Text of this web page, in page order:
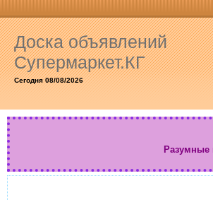
Доска объявлений
Супермаркет.КГ
Сегодня 08/08/2026
Разумные